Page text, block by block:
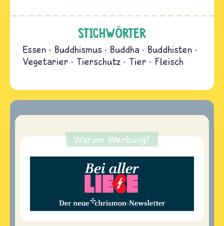
STICHWÖRTER
Essen Buddhismus Buddha
Buddhisten
Vegetarier
Tierschutz Tier Fleisch
Warum Werbung?